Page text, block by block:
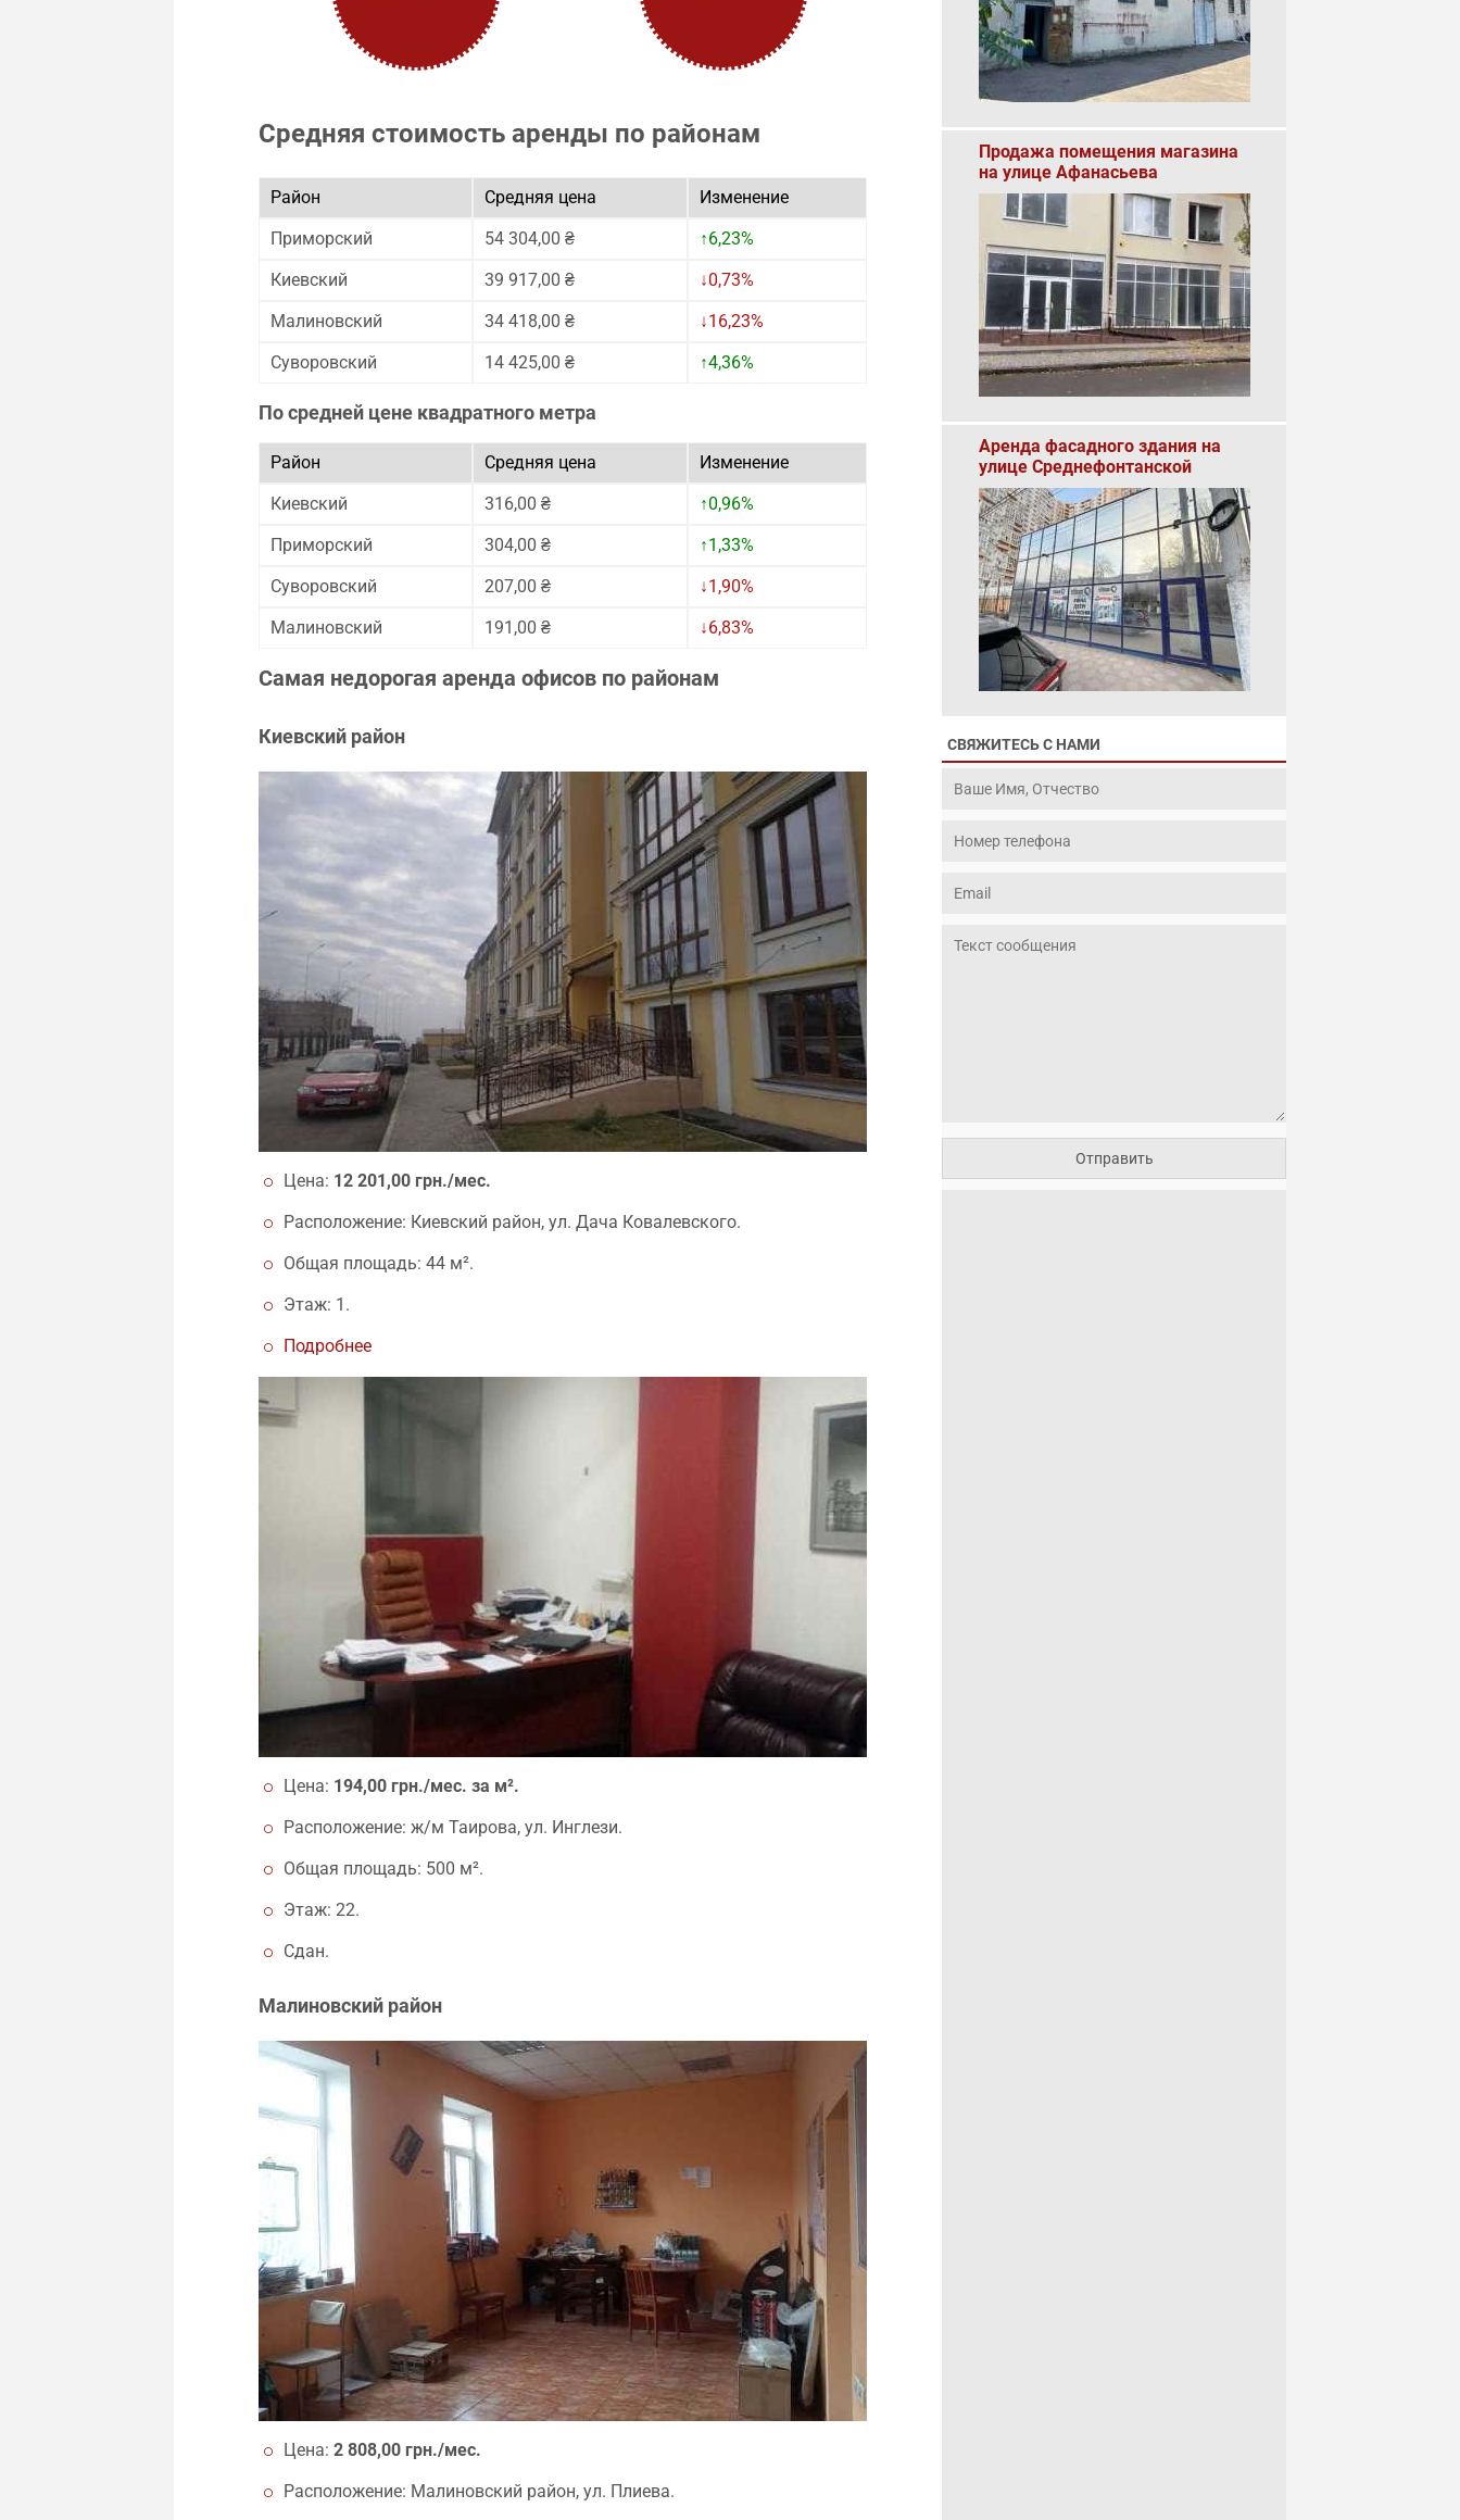
Средняя стоимость аренды по районам
Район Средняя цена
Изменение
Приморский
54 304,00 ₴
↑6,23%
Киевский
39 917,00 ₴
↓0,73%
Малиновский
34 418,00 ₴
↓16,23%
Суворовский
14 425,00 ₴ ↑4,36%
По средней цене квадратного метра
Район Средняя цена
Изменение
Киевский
316,00 ₴
↑0,96%
Приморский
304,00 ₴
↑1,33%
Суворовский
207,00 ₴
↓1,90%
Малиновский
191,00 ₴ ↓6,83%
Самая недорогая аренда офисов по районам
Киевский район
Цена: 12 201,00 грн./мес.
Расположение: Киевский район, ул. Дача Ковалевского.
Общая площадь: 44 м².
Этаж: 1.
Подробнее
Цена: 194,00 грн./мес. за м².
Расположение: ж/м Таирова, ул. Инглези.
Общая площадь: 500 м².
Этаж: 22.
Сдан.
Малиновский район
Цена: 2 808,00 грн./мес.
Расположение: Малиновский район, ул. Плиева.
Продажа помещения магазина
на улице Афанасьева
Аренда фасадного здания на
улице Среднефонтанской
СВЯЖИТЕСЬ С НАМИ